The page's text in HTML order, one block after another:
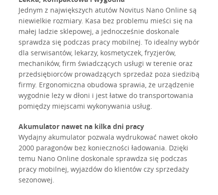
Jednym z największych atutów Novitus Nano Online są
niewielkie rozmiary. Kasa bez problemu mieści się na
małej ladzie sklepowej, a jednocześnie doskonale
sprawdza się podczas pracy mobilnej. To idealny wybór
dla serwisantów, lekarzy, kosmetyczek, fryzjerów,
mechaników, firm świadczących usługi w terenie oraz
przedsiębiorców prowadzących sprzedaż poza siedzibą
firmy. Ergonomiczna obudowa sprawia, że urządzenie
wygodnie leży w dłoni i jest łatwe do transportowania
pomiędzy miejscami wykonywania usług.
Akumulator nawet na kilka dni pracy
Wydajny akumulator pozwala wydrukować nawet około
2000 paragonów bez konieczności ładowania. Dzięki
temu Nano Online doskonale sprawdza się podczas
pracy mobilnej, wyjazdów do klientów czy sprzedaży
sezonowej.